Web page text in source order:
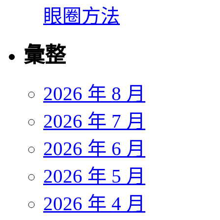
眼圈方法
彙整
2026 年 8 月
2026 年 7 月
2026 年 6 月
2026 年 5 月
2026 年 4 月